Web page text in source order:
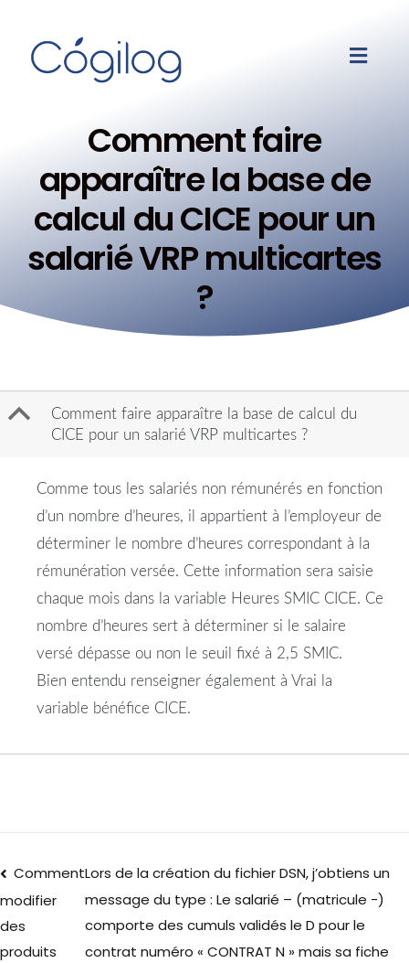
Comment faire
apparaître la base de
calcul du CICE pour un
salarié VRP multicartes
?
B
Comment faire apparaître la base de calcul du
CICE pour un salarié VRP multicartes ?
Comme tous les salariés non rémunérés en fonction
d’un nombre d’heures, il appartient à l’employeur de
déterminer le nombre d’heures correspondant à la
rémunération versée. Cette information sera saisie
chaque mois dans la variable Heures SMIC CICE. Ce
nombre d’heures sert à déterminer si le salaire
versé dépasse ou non le seuil fixé à 2,5 SMIC.
Bien entendu renseigner également à Vrai la
variable bénéfice CICE.
Comment
modifier
des
produits
Lors de la création du fichier DSN, j’obtiens un
message du type : Le salarié – (matricule -)
comporte des cumuls validés le D pour le
contrat numéro « CONTRAT N » mais sa fiche